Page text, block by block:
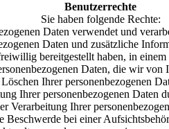
Benutzerrechte
Sie haben folgende Rechte:
Daten verwendet und
Daten und zusätzliche
bereitgestellt haben, in
Daten, die wir von
Ihrer personenbezogenen
Ihrer personenbezogenen Daten
Verarbeitung Ihrer
Beschwerde bei einer